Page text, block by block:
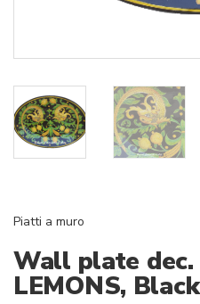
Piatti a muro
Wall plate dec.
LEMONS,